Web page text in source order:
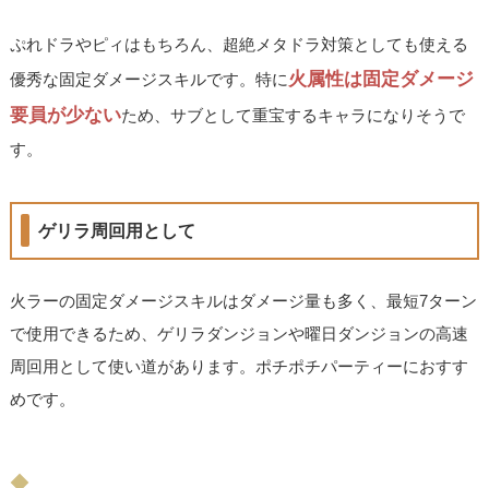
ぷれドラやピィはもちろん、超絶メタドラ対策としても使える
優秀な固定ダメージスキルです。特に火属性は固定ダメージ
要員が少ないため、サブとして重宝するキャラになりそうで
す。
ゲリラ周回用として
火ラーの固定ダメージスキルはダメージ量も多く、最短7ターン
で使用できるため、ゲリラダンジョンや曜日ダンジョンの高速
周回用として使い道があります。ポチポチパーティーにおすす
めです。